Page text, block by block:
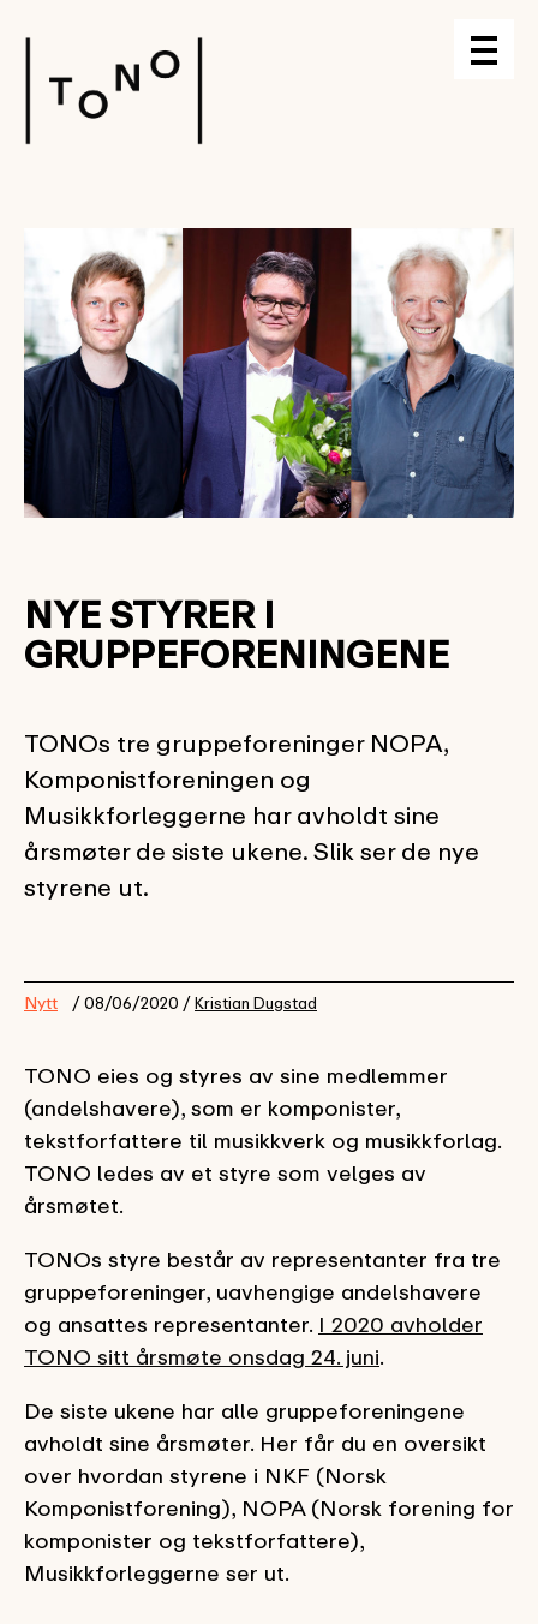
NYE STYRER I
GRUPPEFORENINGENE
TONOs tre gruppeforeninger NOPA,
Komponistforeningen og
Musikkforleggerne har avholdt sine
årsmøter de siste ukene. Slik ser de nye
styrene ut.
Nytt / 08/06/2020 /Kristian Dugstad
TONO eies og styres av sine medlemmer
(andelshavere), som er komponister,
tekstforfattere til musikkverk og musikkforlag.
TONO ledes av et styre som velges av
årsmøtet.
TONOs styre består av representanter fra tre
gruppeforeninger, uavhengige andelshavere
og ansattes representanter. I 2020 avholder
TONO sitt årsmøte onsdag 24. juni.
De siste ukene har alle gruppeforeningene
avholdt sine årsmøter. Her får du en oversikt
over hvordan styrene i NKF (Norsk
Komponistforening), NOPA (Norsk forening for
komponister og tekstforfattere),
Musikkforleggerne ser ut.